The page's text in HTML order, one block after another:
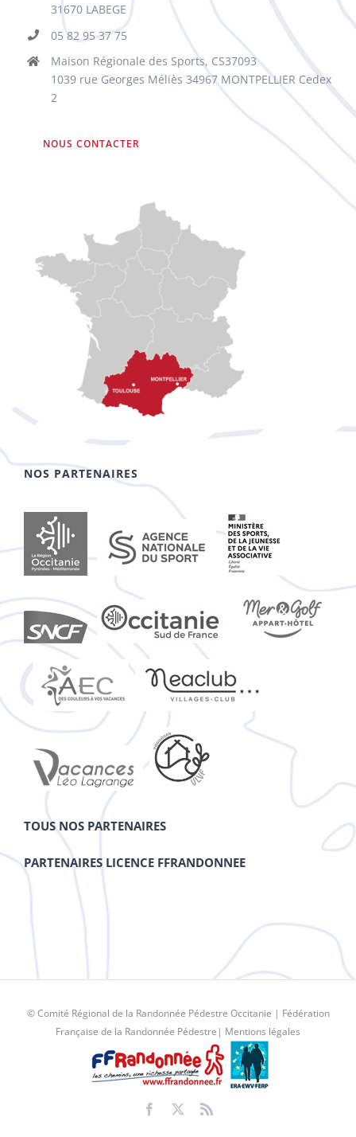
31670 LABEGE
05 82 95 37 75
Maison Régionale des Sports, CS37093
1039 rue Georges Méliès 34967 MONTPELLIER Cedex
2
NOUS CONTACTER
NOS PARTENAIRES
TOUS NOS PARTENAIRES
PARTENAIRES LICENCE FFRANDONNEE
© Comité Régional de la Randonnée Pédestre Occitanie | Fédération
Française de la Randonnée Pédestre | Mentions légales
Facebook